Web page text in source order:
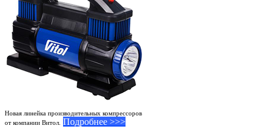
Новая линейка производительных компрессоров
от компании Витол.
Подробнее >>>